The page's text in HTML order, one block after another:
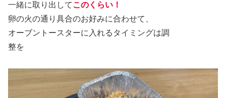
一緒に取り出してこのくらい！
卵の火の通り具合のお好みに合わせて、
オーブントースターに入れるタイミングは調
整を